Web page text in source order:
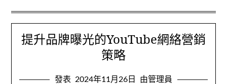
提升品牌曝光的YouTube網絡營銷
策略
發表 2024年11月26日 由管理員